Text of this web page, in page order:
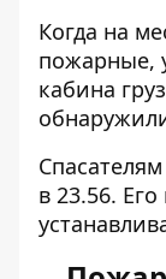
Когда на
пожарные,
кабина
в 23.56.